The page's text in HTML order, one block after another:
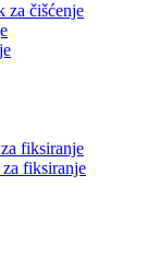
za čišćenje
fiksiranje
fiksiranje